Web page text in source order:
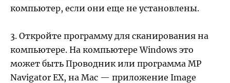
компьютер, если они еще не установлены.
3. Откройте программу для сканирования на
компьютере. На компьютере Windows это
может быть Проводник или программа MP
Navigator EX, на Mac — приложение Image